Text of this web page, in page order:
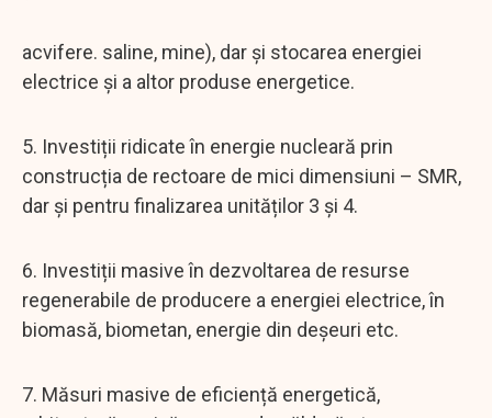
acvifere. saline, mine), dar și stocarea energiei
electrice și a altor produse energetice.
5. Investiții ridicate în energie nucleară prin
construcția de rectoare de mici dimensiuni – SMR,
dar și pentru finalizarea unităților 3 și 4.
6. Investiții masive în dezvoltarea de resurse
regenerabile de producere a energiei electrice, în
biomasă, biometan, energie din deșeuri etc.
7. Măsuri masive de eficiență energetică,